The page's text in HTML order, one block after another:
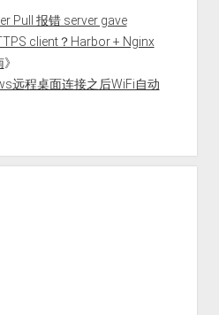
Pull 报错 server gave
client？Harbor + Nginx
》
远程桌面连接之后WiFi自动